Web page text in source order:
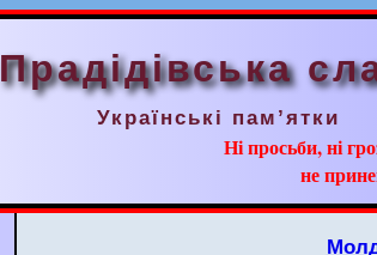
Прадідівська
Українські пам’ятки
Ні просьби, ні
не